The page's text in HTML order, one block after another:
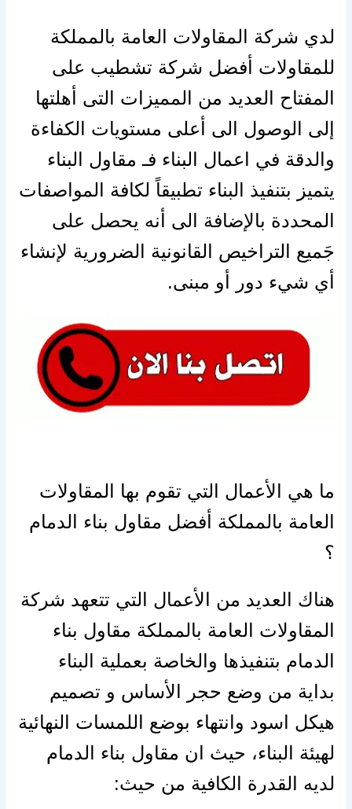
لدي شركة المقاولات العامة بالمملكة
للمقاولات أفضل شركة تشطيب على
المفتاح العديد من المميزات التى أهلتها
إلى الوصول الى أعلى مستويات الكفاءة
والدقة في اعمال البناء فـ مقاول البناء
يتميز بتنفيذ البناء تطبيقاً لكافة المواصفات
المحددة بالإضافة الى أنه يحصل على
جَميع التراخيص القانونية الضرورية لإنشاء
أي شيء دور أو مبنى.
ما هي الأعمال التي تقوم بها المقاولات
العامة بالمملكة أفضل مقاول بناء الدمام
؟
هناك العديد من الأعمال التي تتعهد شركة
المقاولات العامة بالمملكة مقاول بناء
الدمام بتنفيذها والخاصة بعملية البناء
بداية من وضع حجر الأساس و تصميم
هيكل اسود وانتهاء بوضع اللمسات النهائية
لهيئة البناء، حيث ان مقاول بناء الدمام
لديه القدرة الكافية من حيث: